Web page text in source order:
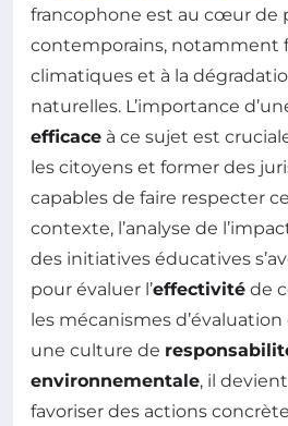
francophone est au cœur de
contemporains, notamment
climatiques et à la
naturelles. L’importance
efficace à ce sujet est
les citoyens et former des
capables de faire respecter
contexte, l’analyse de
des initiatives éducatives
pour évaluer l’effectivité de
les mécanismes
une culture de
environnementale, il
favoriser des actions